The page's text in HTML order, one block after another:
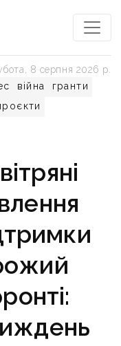
війна
гранти
8 серпня 2026 р.